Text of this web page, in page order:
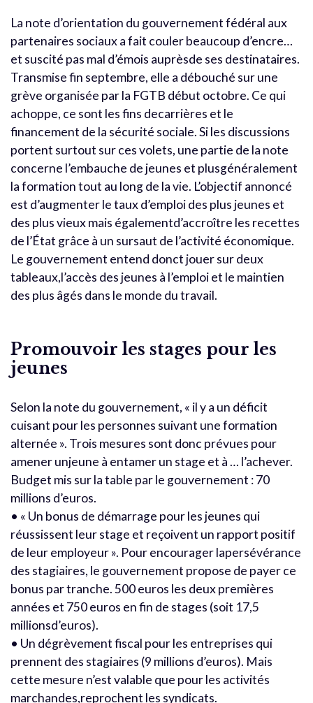
La note d’orientation du gouvernement fédéral aux
partenaires sociaux a fait couler beaucoup d’encre…
et suscité pas mal d’émois auprèsde ses destinataires.
Transmise fin septembre, elle a débouché sur une
grève organisée par la FGTB début octobre. Ce qui
achoppe, ce sont les fins decarrières et le
financement de la sécurité sociale. Si les discussions
portent surtout sur ces volets, une partie de la note
concerne l’embauche de jeunes et plusgénéralement
la formation tout au long de la vie. L’objectif annoncé
est d’augmenter le taux d’emploi des plus jeunes et
des plus vieux mais égalementd’accroître les recettes
de l’État grâce à un sursaut de l’activité économique.
Le gouvernement entend donct jouer sur deux
tableaux,l’accès des jeunes à l’emploi et le maintien
des plus âgés dans le monde du travail.
Promouvoir les stages pour les
jeunes
Selon la note du gouvernement, « il y a un déficit
cuisant pour les personnes suivant une formation
alternée ». Trois mesures sont donc prévues pour
amener unjeune à entamer un stage et à … l’achever.
Budget mis sur la table par le gouvernement : 70
millions d’euros.
• « Un bonus de démarrage pour les jeunes qui
réussissent leur stage et reçoivent un rapport positif
de leur employeur ». Pour encourager lapersévérance
des stagiaires, le gouvernement propose de payer ce
bonus par tranche. 500 euros les deux premières
années et 750 euros en fin de stages (soit 17,5
millionsd’euros).
• Un dégrèvement fiscal pour les entreprises qui
prennent des stagiaires (9 millions d’euros). Mais
cette mesure n’est valable que pour les activités
marchandes,reprochent les syndicats.